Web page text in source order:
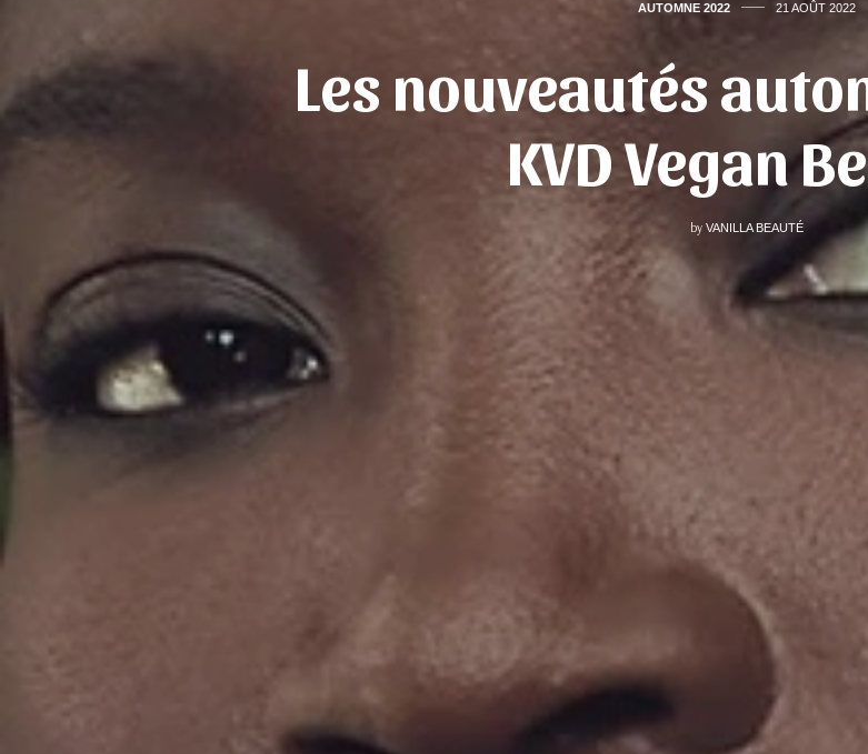
AUTOMNE 2022 21 AOÛT 2022
Les nouveautés
KVD Vegan
by VANILLA BEAUTÉ